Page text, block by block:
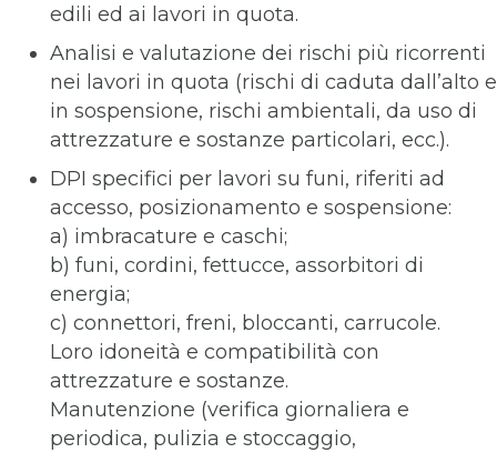
edili ed ai lavori in quota.
Analisi e valutazione dei rischi più ricorrenti
nei lavori in quota (rischi di caduta dall’alto e
in sospensione, rischi ambientali, da uso di
attrezzature e sostanze particolari, ecc.).
DPI specifici per lavori su funi, riferiti ad
accesso, posizionamento e sospensione:
a) imbracature e caschi;
b) funi, cordini, fettucce, assorbitori di
energia;
c) connettori, freni, bloccanti, carrucole.
Loro idoneità e compatibilità con
attrezzature e sostanze.
Manutenzione (verifica giornaliera e
periodica, pulizia e stoccaggio,